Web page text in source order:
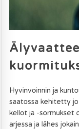
Hyvinvoinnin ja
saatossa kehitetty
kellot ja -sormukset
arjessa ja lähes